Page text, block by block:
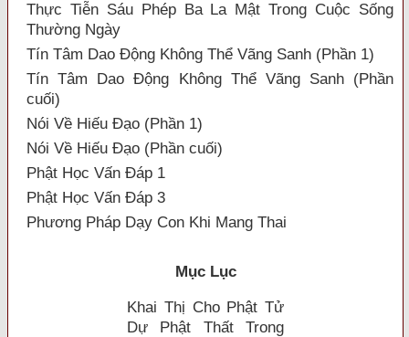
Thực Tiễn Sáu Phép Ba La Mật Trong Cuộc Sống
Thường Ngày
Tín Tâm Dao Động Không Thể Vãng Sanh (Phần 1)
Tín Tâm Dao Động Không Thể Vãng Sanh (Phần
cuối)
Nói Về Hiếu Đạo (Phần 1)
Nói Về Hiếu Đạo (Phần cuối)
Phật Học Vấn Đáp 1
Phật Học Vấn Đáp 3
Phương Pháp Dạy Con Khi Mang Thai
Mục Lục
Khai Thị Cho Phật Tử
Dự Phật Thất Trong